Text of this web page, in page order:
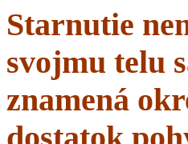
Starnutie
svojmu telu
znamená